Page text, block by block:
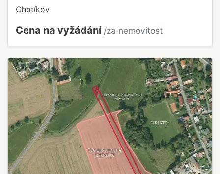
Chotíkov
Cena na vyžádání /za nemovitost